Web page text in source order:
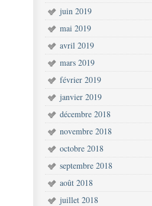
juin 2019
mai 2019
avril 2019
mars 2019
février 2019
janvier 2019
décembre 2018
novembre 2018
octobre 2018
septembre 2018
août 2018
juillet 2018